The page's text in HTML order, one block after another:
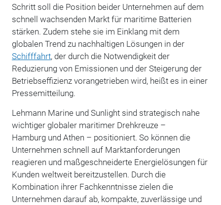
Schritt soll die Position beider Unternehmen auf dem
schnell wachsenden Markt für maritime Batterien
stärken. Zudem stehe sie im Einklang mit dem
globalen Trend zu nachhaltigen Lösungen in der
Schifffahrt, der durch die Notwendigkeit der
Reduzierung von Emissionen und der Steigerung der
Betriebseffizienz vorangetrieben wird, heißt es in einer
Pressemitteilung.
Lehmann Marine und Sunlight sind strategisch nahe
wichtiger globaler maritimer Drehkreuze –
Hamburg und Athen – positioniert. So können die
Unternehmen schnell auf Marktanforderungen
reagieren und maßgeschneiderte Energielösungen für
Kunden weltweit bereitzustellen. Durch die
Kombination ihrer Fachkenntnisse zielen die
Unternehmen darauf ab, kompakte, zuverlässige und